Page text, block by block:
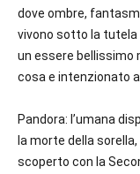
dove ombre,
vivono sotto la tutela
un essere bellissimo
cosa e intenzionato
Pandora: l’umana
la morte della
scoperto con la